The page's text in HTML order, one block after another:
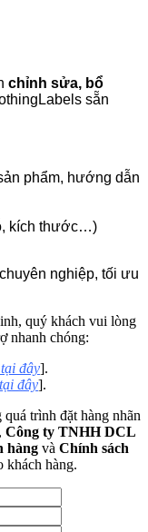
chỉnh sửa, bổ
sẵn
phẩm, hướng dẫn
kích thước…)
nghiệp, tối ưu
quý khách vui lòng
nhanh chóng:
đây].
đây].
trình đặt hàng nhãn
Công ty TNHH DCL
hàng và Chính sách
khách hàng.